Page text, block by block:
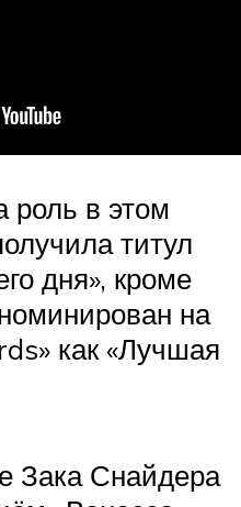
роль в этом
титул
дня», кроме
на
как «Лучшая
Зака Снайдера